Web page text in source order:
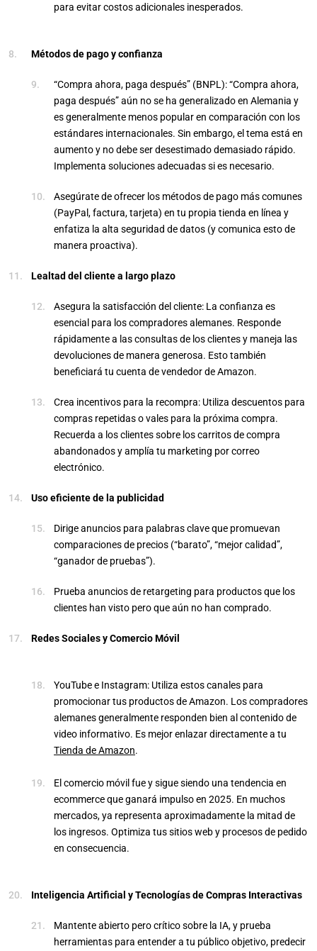
para evitar costos adicionales inesperados.
Métodos de pago y confianza
“Compra ahora, paga después” (BNPL): “Compra ahora,
paga después” aún no se ha generalizado en Alemania y
es generalmente menos popular en comparación con los
estándares internacionales. Sin embargo, el tema está en
aumento y no debe ser desestimado demasiado rápido.
Implementa soluciones adecuadas si es necesario.
Asegúrate de ofrecer los métodos de pago más comunes
(PayPal, factura, tarjeta) en tu propia tienda en línea y
enfatiza la alta seguridad de datos (y comunica esto de
manera proactiva).
Lealtad del cliente a largo plazo
Asegura la satisfacción del cliente: La confianza es
esencial para los compradores alemanes. Responde
rápidamente a las consultas de los clientes y maneja las
devoluciones de manera generosa. Esto también
beneficiará tu cuenta de vendedor de Amazon.
Crea incentivos para la recompra: Utiliza descuentos para
compras repetidas o vales para la próxima compra.
Recuerda a los clientes sobre los carritos de compra
abandonados y amplía tu marketing por correo
electrónico.
Uso eficiente de la publicidad
Dirige anuncios para palabras clave que promuevan
comparaciones de precios (“barato”, “mejor calidad”,
“ganador de pruebas”).
Prueba anuncios de retargeting para productos que los
clientes han visto pero que aún no han comprado.
Redes Sociales y Comercio Móvil
YouTube e Instagram: Utiliza estos canales para
promocionar tus productos de Amazon. Los compradores
alemanes generalmente responden bien al contenido de
video informativo. Es mejor enlazar directamente a tu
Tienda de Amazon.
El comercio móvil fue y sigue siendo una tendencia en
ecommerce que ganará impulso en 2025. En muchos
mercados, ya representa aproximadamente la mitad de
los ingresos. Optimiza tus sitios web y procesos de pedido
en consecuencia.
Inteligencia Artificial y Tecnologías de Compras Interactivas
Mantente abierto pero crítico sobre la IA, y prueba
herramientas para entender a tu público objetivo, predecir